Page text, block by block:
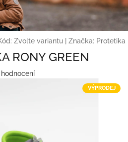
Zvolte variantu Značka: Protetika
RONY GREEN
VÝPRODEJ